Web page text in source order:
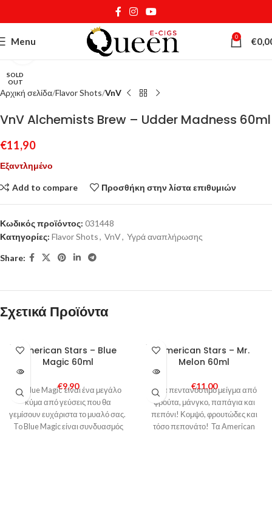
Menu 0 €
SOLD
OUT
Κάντε κλικ για μεγέθυνση
Αρχική σελίδα Flavor Shots VnV
VnV Alchemists Brew – Udder Madness 60ml
€11,90
Εξαντλημένο
Add to compare Προσθήκη στην λίστα επιθυμιών
Κωδικός προϊόντος: 031448
Κατηγορίες: Flavor Shots, VnV, Υγρά αναπλήρωσης
Share:
Σχετικά Προϊόντα
SOLD
OUTAmerican Stars – Blue
Magic 60ml
€9,90
Το Blue Magic είναι ένα μεγάλο
κύμα από γεύσεις που θα
γεμίσουν ευχάριστα το μυαλό σας.
To Blue Magic είναι συνδυασμός
SOLD
OUTAmerican Stars – Mr.
Melon 60ml
€11,00
Ένα πεντανόστιμο μείγμα από
φρούτα, μάνγκο, παπάγια και
πεπόνι! Κομψό, φρουτώδες και
τόσο πεπονάτο! Τα American